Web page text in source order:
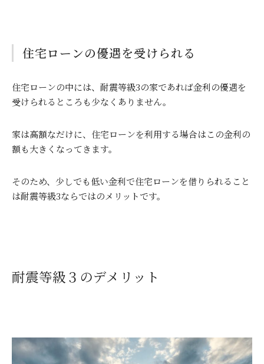
住宅ローンの優遇を受けられる
住宅ローンの中には、耐震等級3の家であれば金利の優遇を
受けられるところも少なくありません。
家は高額なだけに、住宅ローンを利用する場合はこの金利の
額も大きくなってきます。
そのため、少しでも低い金利で住宅ローンを借りられること
は耐震等級3ならではのメリットです。
耐震等級３のデメリット